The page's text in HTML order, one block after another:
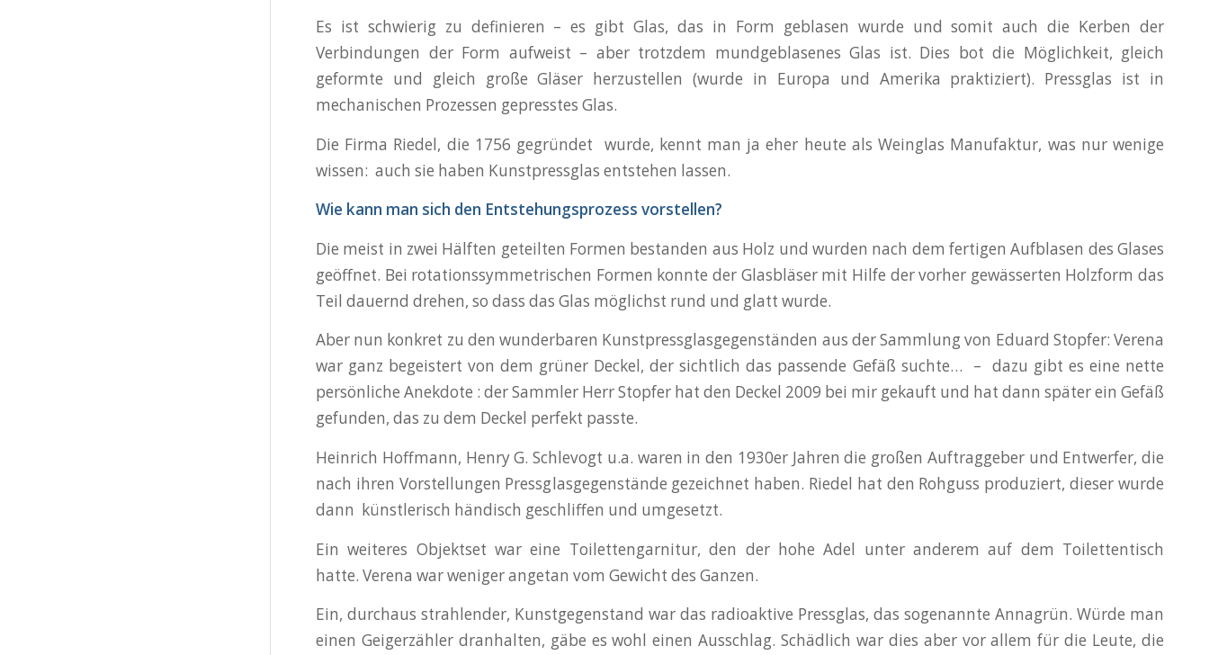
Es ist schwierig zu definieren – es gibt Glas, das in Form geblasen wurde und somit auch die Kerben der
Verbindungen der Form aufweist – aber trotzdem mundgeblasenes Glas ist. Dies bot die Möglichkeit, gleich
geformte und gleich große Gläser herzustellen (wurde in Europa und Amerika praktiziert). Pressglas ist in
mechanischen Prozessen gepresstes Glas.
Die Firma Riedel, die 1756 gegründet wurde, kennt man ja eher heute als Weinglas Manufaktur, was nur wenige
wissen: auch sie haben Kunstpressglas entstehen lassen.
Wie kann man sich den Entstehungsprozess vorstellen?
Die meist in zwei Hälften geteilten Formen bestanden aus Holz und wurden nach dem fertigen Aufblasen des Glases
geöffnet. Bei rotationssymmetrischen Formen konnte der Glasbläser mit Hilfe der vorher gewässerten Holzform das
Teil dauernd drehen, so dass das Glas möglichst rund und glatt wurde.
Aber nun konkret zu den wunderbaren Kunstpressglasgegenständen aus der Sammlung von Eduard Stopfer: Verena
war ganz begeistert von dem grüner Deckel, der sichtlich das passende Gefäß suchte… – dazu gibt es eine nette
persönliche Anekdote : der Sammler Herr Stopfer hat den Deckel 2009 bei mir gekauft und hat dann später ein Gefäß
gefunden, das zu dem Deckel perfekt passte.
Heinrich Hoffmann, Henry G. Schlevogt u.a. waren in den 1930er Jahren die großen Auftraggeber und Entwerfer, die
nach ihren Vorstellungen Pressglasgegenstände gezeichnet haben. Riedel hat den Rohguss produziert, dieser wurde
dann künstlerisch händisch geschliffen und umgesetzt.
Ein weiteres Objektset war eine Toilettengarnitur, den der hohe Adel unter anderem auf dem Toilettentisch
hatte. Verena war weniger angetan vom Gewicht des Ganzen.
Ein, durchaus strahlender, Kunstgegenstand war das radioaktive Pressglas, das sogenannte Annagrün. Würde man
einen Geigerzähler dranhalten, gäbe es wohl einen Ausschlag. Schädlich war dies aber vor allem für die Leute, die